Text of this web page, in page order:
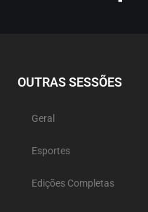
OUTRAS SESSÕES
Geral
Esportes
Edições Completas